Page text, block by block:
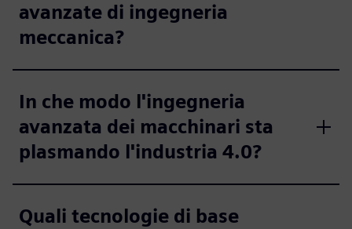
avanzate di ingegneria
meccanica?
In che modo l'ingegneria
avanzata dei macchinari sta
plasmando l'industria 4.0?
Quali tecnologie di base